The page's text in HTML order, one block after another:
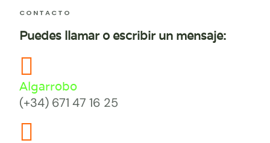
CONTACTO
Puedes llamar o escribir un mensaje:
Algarrobo
(+34) 671 47 16 25